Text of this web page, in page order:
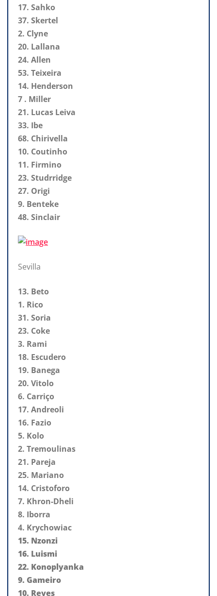
17. Sahko
37. Skertel
2. Clyne
20. Lallana
24. Allen
53. Teixeira
14. Henderson
7 . Miller
21. Lucas Leiva
33. Ibe
68. Chirivella
10. Coutinho
11. Firmino
23. Studrridge
27. Origi
9. Benteke
48. Sinclair
Sevilla
13. Beto
1. Rico
31. Soria
23. Coke
3. Rami
18. Escudero
19. Banega
20. Vitolo
6. Carriço
17. Andreoli
16. Fazio
5. Kolo
2. Tremoulinas
21. Pareja
25. Mariano
14. Cristoforo
7. Khron-Dheli
8. Iborra
4. Krychowiac
15. Nzonzi
16. Luismi
22. Konoplyanka
9. Gameiro
10. Reyes